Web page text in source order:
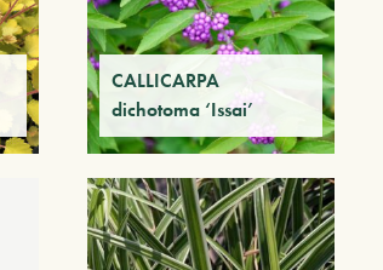
CALLICARPA
dichotoma ‘Issai’